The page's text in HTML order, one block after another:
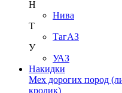
Н
Нива
Т
ТагАЗ
У
УАЗ
Накидки
Мех дорогих пород
кролик)